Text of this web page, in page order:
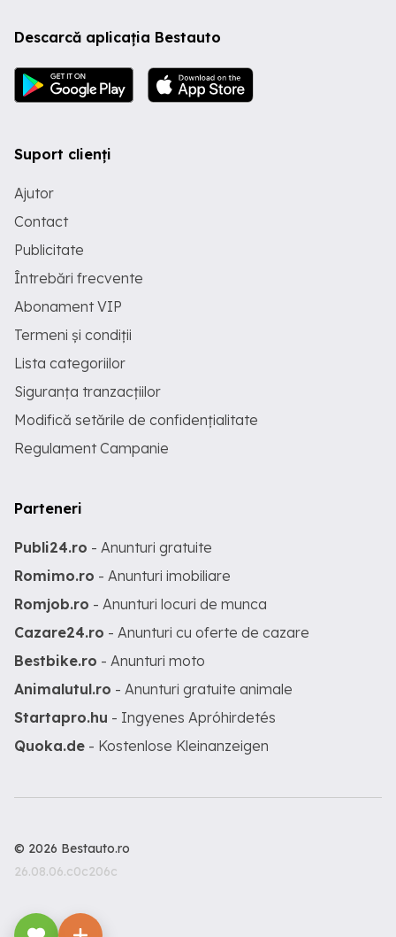
Descarcă aplicația Bestauto
Suport clienți
Ajutor
Contact
Publicitate
Întrebări frecvente
Abonament VIP
Termeni și condiții
Lista categoriilor
Siguranța tranzacțiilor
Modifică setările de confidențialitate
Regulament Campanie
Parteneri
Publi24.ro - Anunturi gratuite
Romimo.ro - Anunturi imobiliare
Romjob.ro - Anunturi locuri de munca
Cazare24.ro - Anunturi cu oferte de cazare
Bestbike.ro - Anunturi moto
Animalutul.ro - Anunturi gratuite animale
Startapro.hu - Ingyenes Apróhirdetés
Quoka.de - Kostenlose Kleinanzeigen
© 2026 Bestauto.ro
26.08.06.c0c206c